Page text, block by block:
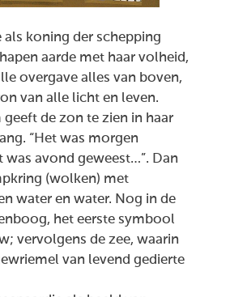
als koning der schepping
aarde met haar volheid,
overgave alles van boven,
van alle licht en leven.
de zon te zien in haar
“Het was morgen
was avond geweest…”. Dan
(wolken) met
water en water. Nog in de
het eerste symbool
vervolgens de zee, waarin
van levend gedierte